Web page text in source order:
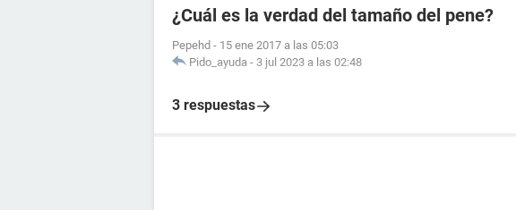
¿Cuál es la verdad del tamaño del pene?
Pepehd - 15 ene 2017 a las 05:03
Pido_ayuda - 3 jul 2023 a las 02:48
3 respuestas